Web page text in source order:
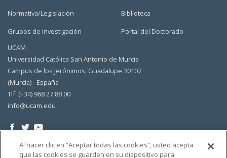
Normativa/Legislación
Grupos de Investigación
Biblioteca
Portal del Doctorado
UCAM
Universidad Católica San Antonio de Murcia
Campus de los Jerónimos, Guadalupe 30107
(Murcia) - España
Tlf: (+34) 968 27 88 00
info@ucam.edu
Al hacer clic en “Aceptar todas las cookies”, usted acepta
que las cookies se guarden en su dispositivo para